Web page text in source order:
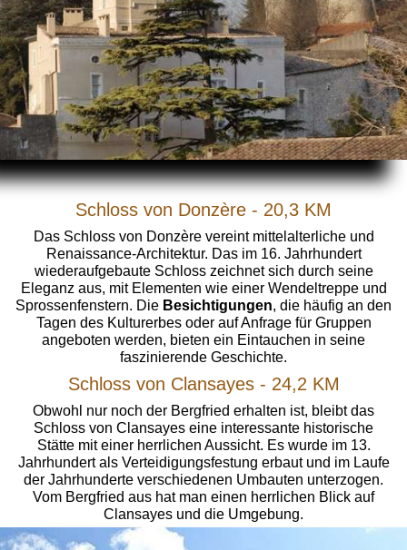
Schloss von Donzère - 20,3 KM
Das Schloss von Donzère vereint mittelalterliche und
Renaissance-Architektur. Das im 16. Jahrhundert
wiederaufgebaute Schloss zeichnet sich durch seine
Eleganz aus, mit Elementen wie einer Wendeltreppe und
Sprossenfenstern. Die Besichtigungen, die häufig an den
Tagen des Kulturerbes oder auf Anfrage für Gruppen
angeboten werden, bieten ein Eintauchen in seine
faszinierende Geschichte.
Schloss von Clansayes - 24,2 KM
Obwohl nur noch der Bergfried erhalten ist, bleibt das
Schloss von Clansayes eine interessante historische
Stätte mit einer herrlichen Aussicht. Es wurde im 13.
Jahrhundert als Verteidigungsfestung erbaut und im Laufe
der Jahrhunderte verschiedenen Umbauten unterzogen.
Vom Bergfried aus hat man einen herrlichen Blick auf
Clansayes und die Umgebung.